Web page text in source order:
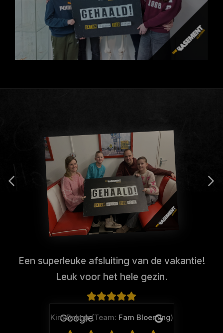
Een superleuke afsluiting van de vakantie!
Leuk voor het hele gezin.
Kim Dokter (Team: Fam Bloeming)
Google